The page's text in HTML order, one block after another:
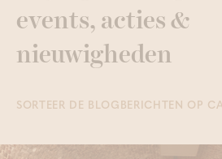
events, acties &
nieuwigheden
SORTEER DE BLOGBERICHTEN OP